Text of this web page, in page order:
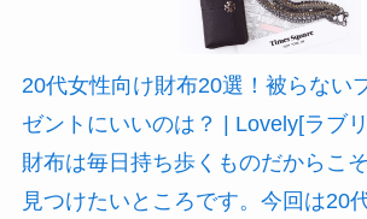
20代女性向け財布20選！被らない
ゼントにいいのは？ | Lovely[ラブ
財布は毎日持ち歩くものだからこ
見つけたいところです。今回は20